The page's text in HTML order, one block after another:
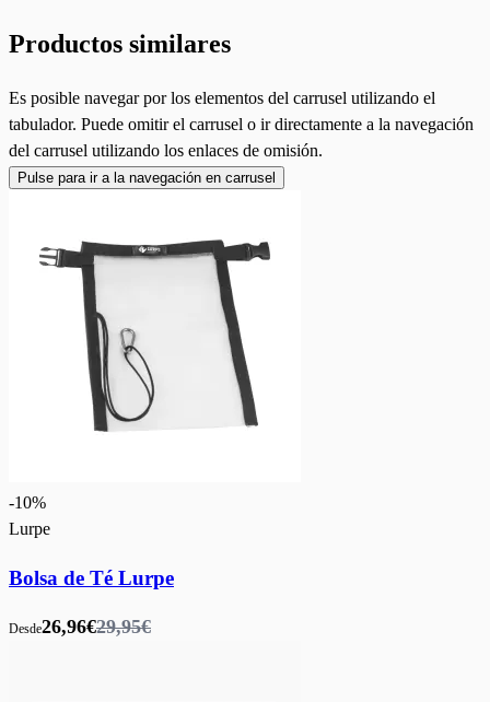
Productos similares
Es posible navegar por los elementos del carrusel utilizando el
tabulador. Puede omitir el carrusel o ir directamente a la navegación
del carrusel utilizando los enlaces de omisión.
Pulse para ir a la navegación en carrusel
-10%
Lurpe
Bolsa de Té Lurpe
Desde26,96€29,95€